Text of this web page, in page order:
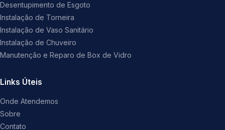
Desentupimento de Esgoto
Instalação de Torneira
Instalação de Vaso Sanitário
Instalação de Chuveiro
Manutenção e Reparo de Box de Vidro
Links Úteis
Onde Atendemos
Sobre
Contato